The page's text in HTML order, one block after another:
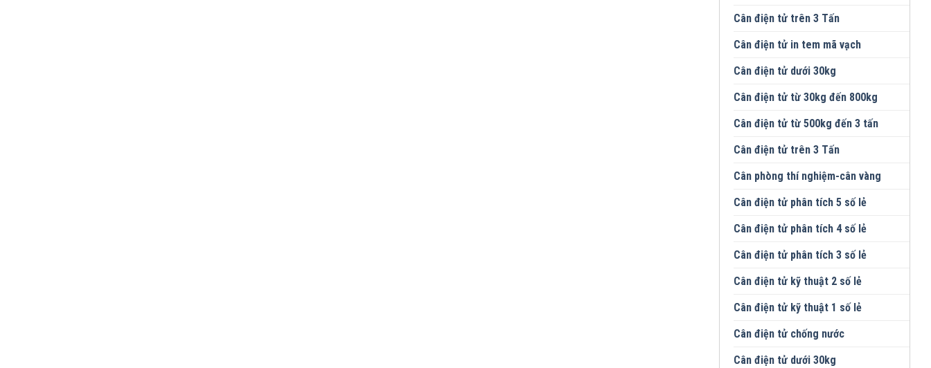
Cân điện tử trên 3 Tấn
Cân điện tử in tem mã vạch
Cân điện tử dưới 30kg
Cân điện tử từ 30kg đến 800kg
Cân điện tử từ 500kg đến 3 tấn
Cân điện tử trên 3 Tấn
Cân phòng thí nghiệm-cân vàng
Cân điện tử phân tích 5 số lẻ
Cân điện tử phân tích 4 số lẻ
Cân điện tử phân tích 3 số lẻ
Cân điện tử kỹ thuật 2 số lẻ
Cân điện tử kỹ thuật 1 số lẻ
Cân điện tử chống nước
Cân điện tử dưới 30kg